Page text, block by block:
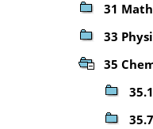
31
33
35